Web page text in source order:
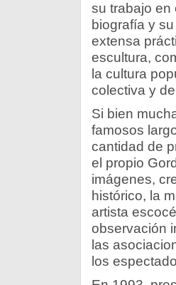
su trabajo en
biografía y
extensa
escultura,
la cultura
colectiva y
Si bien
famosos
cantidad de
el propio
imágenes,
histórico, la
artista
observación
las
los